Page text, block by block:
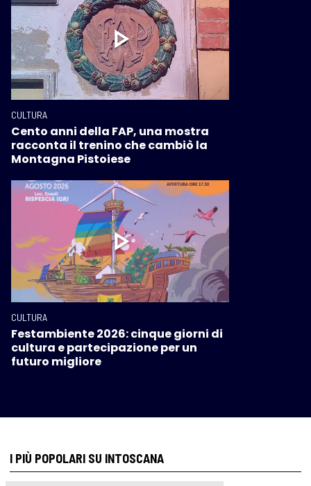
CULTURA
Cento anni della FAP, una mostra
racconta il trenino che cambiò la
Montagna Pistoiese
CULTURA
Festambiente 2026: cinque giorni di
cultura e partecipazione per un
futuro migliore
I PIÙ POPOLARI SU INTOSCANA